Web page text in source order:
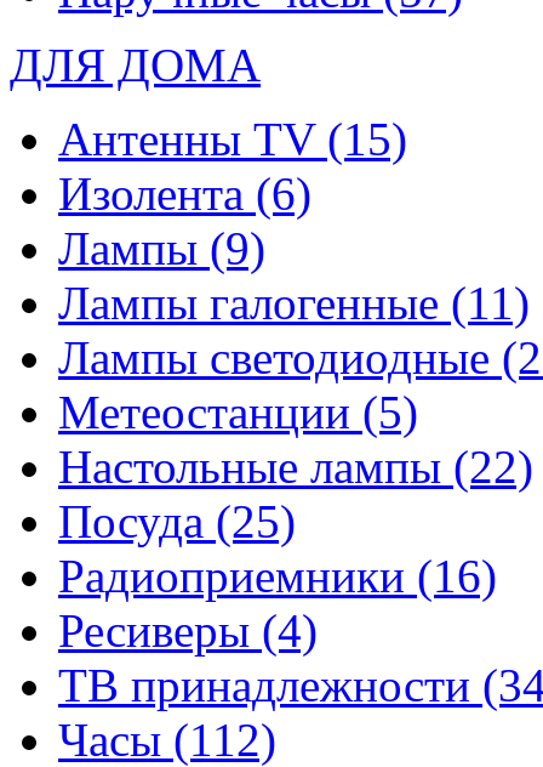
ДЛЯ ДОМА
Антенны TV (15)
Изолента (6)
Лампы (9)
Лампы галогенные (11)
Лампы светодиодные
Метеостанции (5)
Настольные лампы (22)
Посуда (25)
Радиоприемники (16)
Ресиверы (4)
ТВ принадлежности
Часы (112)